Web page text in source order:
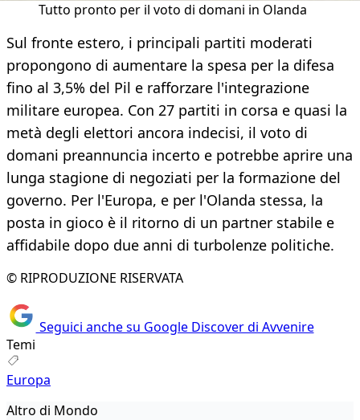
Tutto pronto per il voto di domani in Olanda
Sul fronte estero, i principali partiti moderati
propongono di aumentare la spesa per la difesa
fino al 3,5% del Pil e rafforzare l'integrazione
militare europea. Con 27 partiti in corsa e quasi la
metà degli elettori ancora indecisi, il voto di
domani preannuncia incerto e potrebbe aprire una
lunga stagione di negoziati per la formazione del
governo. Per l'Europa, e per l'Olanda stessa, la
posta in gioco è il ritorno di un partner stabile e
affidabile dopo due anni di turbolenze politiche.
© RIPRODUZIONE RISERVATA
Seguici anche su Google Discover di Avvenire
Temi
Europa
Altro di Mondo